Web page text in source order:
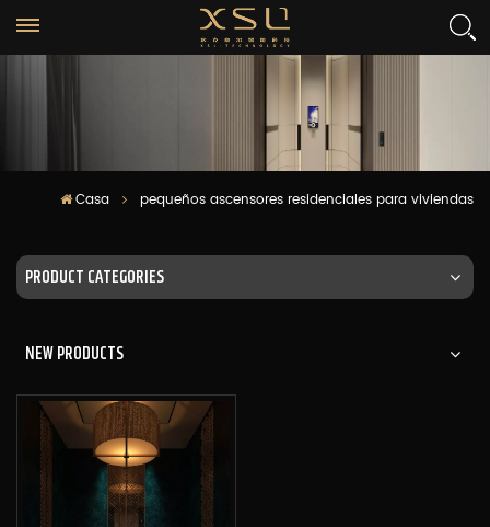
Casa pequeños ascensores residenciales para viviendas
PRODUCT CATEGORIES
NEW PRODUCTS